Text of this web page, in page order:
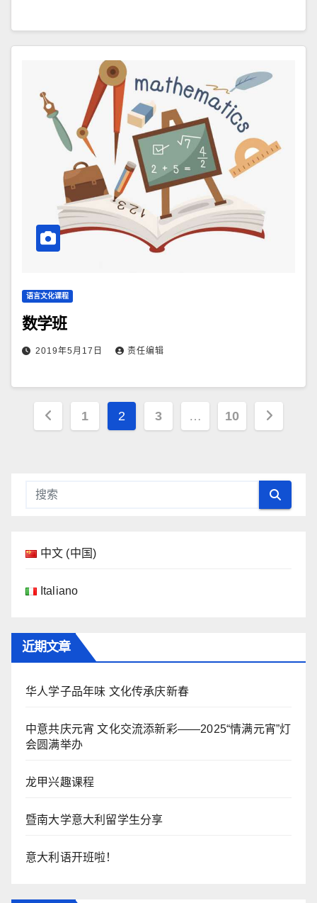
语言文化课程
数学班
2019年5月17日 责任编辑
文
航
1 2 3 … 10
中文 (中国)
Italiano
近期文章
华人学子品年味 文化传承庆新春
中意共庆元宵 文化交流添新彩——2025“情满元宵”灯
会圆满举办
龙甲兴趣课程
暨南大学意大利留学生分享
意大利语开班啦！